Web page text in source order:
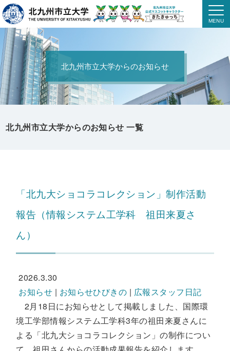
北九州市立大学からのお知らせ
北九州市立大学からのお知らせ 一覧
「北九大ショコラコレクション」制作活動
報告（情報システム工学科 祖田来夏さ
ん）
2026.3.30
お知らせ | お知らせひびきの | 広報スタッフ日記
2月18日にお知らせとして掲載しました、国際環
境工学部情報システム工学科3年の祖田来夏さんに
よる「北九大ショコラコレクション」の制作につい